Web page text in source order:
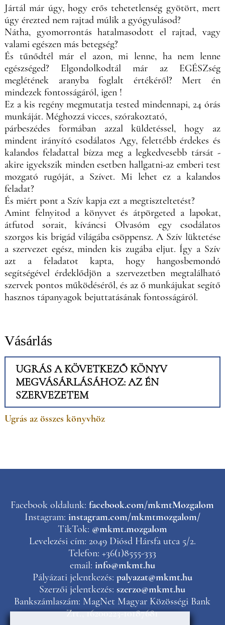
Jártál már úgy, hogy erős tehetetlenség gyötört, mert
úgy érezted nem rajtad múlik a gyógyulásod?
Nátha, gyomorrontás hatalmasodott el rajtad, vagy
valami egészen más betegség?
És tűnődtél már el azon, mi lenne, ha nem lenne
egészséged? Elgondolkodtál már az EGÉSZség
meglétének aranyba foglalt értékéről? Mert én
mindezek fontosságáról, igen !
Ez a kis regény megmutatja tested mindennapi, 24 órás
munkáját. Méghozzá vicces, szórakoztató,
párbeszédes formában azzal küldetéssel, hogy az
mindent irányító csodálatos Agy, felettébb érdekes és
kalandos feladattal bízza meg a legkedvesebb társát -
akire igyekszik minden esetben hallgatni-az emberi test
mozgató rugóját, a Szívet. Mi lehet ez a kalandos
feladat?
És miért pont a Szív kapja ezt a megtiszteltetést?
Amint felnyitod a könyvet és átpörgeted a lapokat,
átfutod sorait, kíváncsi Olvasóm egy csodálatos
szorgos kis brigád világába csöppensz. A Szív lüktetése
a szervezet egész, minden kis zugába eljut. Így a Szív
azt a feladatot kapta, hogy hangosbemondó
segítségével érdeklődjön a szervezetben megtalálható
szervek pontos működéséről, és az ő munkájukat segítő
hasznos tápanyagok bejuttatásának fontosságáról.
Vásárlás
UGRÁS A KÖVETKEZŐ KÖNYV
MEGVÁSÁRLÁSÁHOZ: AZ ÉN
SZERVEZETEM
Ugrás az összes könyvhöz
Facebook oldalunk:facebook.com/mkmtMozgalom
Instagram: instagram.com/mkmtmozgalom/
TikTok: @mkmt.mozgalom
Levelezési cím: 2049 Diósd Hársfa utca 5/2.
Telefon: +36(1)8555-333
email: info@mkmt.hu
Pályázati jelentkezés: palyazat@mkmt.hu
Szerzői jelentkezés:szerzo@mkmt.hu
Bankszámlaszám: MagNet Magyar Közösségi Bank
Zrt., 16200223-10187681